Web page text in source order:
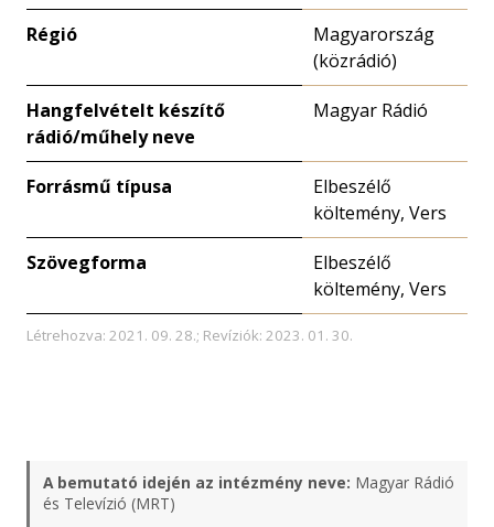
Régió
Magyarország
(közrádió)
Hangfelvételt készítő
rádió/műhely neve
Magyar Rádió
Forrásmű típusa
Elbeszélő
költemény, Vers
Szövegforma
Elbeszélő
költemény, Vers
Létrehozva: 2021. 09. 28.; Revíziók: 2023. 01. 30.
A bemutató idején az intézmény neve: Magyar Rádió
és Televízió (MRT)